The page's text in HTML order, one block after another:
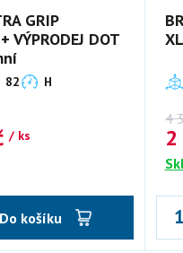
GRIP
VÝPRODEJ DOT
82 H
/ ks
Do košíku
4